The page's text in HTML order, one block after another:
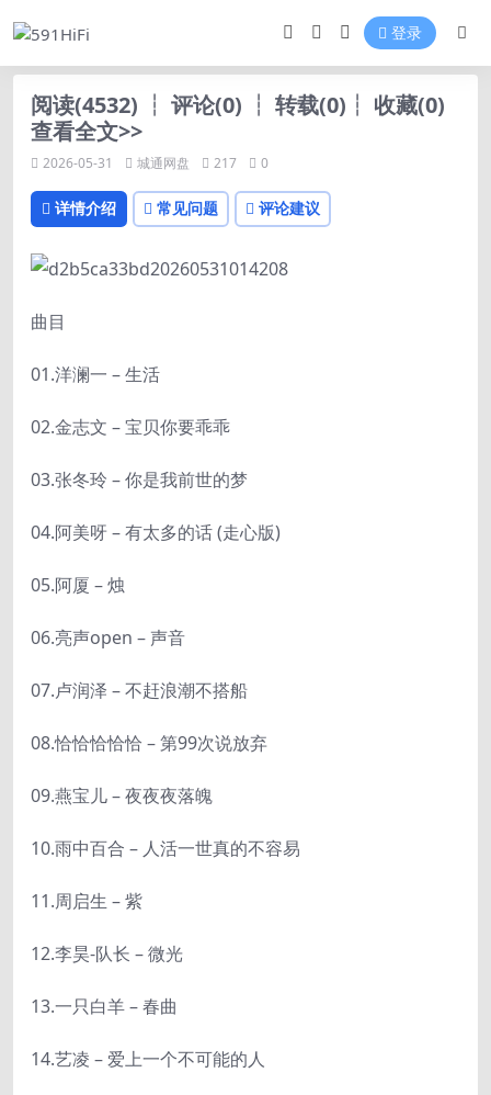
登录
阅读(4532) ┆ 评论(0) ┆ 转载(0)┆ 收藏(0)
查看全文>>
2026-05-31 城通网盘 217 0
详情介绍 常见问题 评论建议
曲目
01.洋澜一 – 生活
02.金志文 – 宝贝你要乖乖
03.张冬玲 – 你是我前世的梦
04.阿美呀 – 有太多的话 (走心版)
05.阿厦 – 烛
06.亮声open – 声音
07.卢润泽 – 不赶浪潮不搭船
08.恰恰恰恰恰 – 第99次说放弃
09.燕宝儿 – 夜夜夜落魄
10.雨中百合 – 人活一世真的不容易
11.周启生 – 紫
12.李昊-队长 – 微光
13.一只白羊 – 春曲
14.艺凌 – 爱上一个不可能的人